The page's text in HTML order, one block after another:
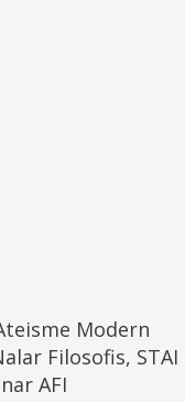
Modern
Filosofis, STAI
AFI